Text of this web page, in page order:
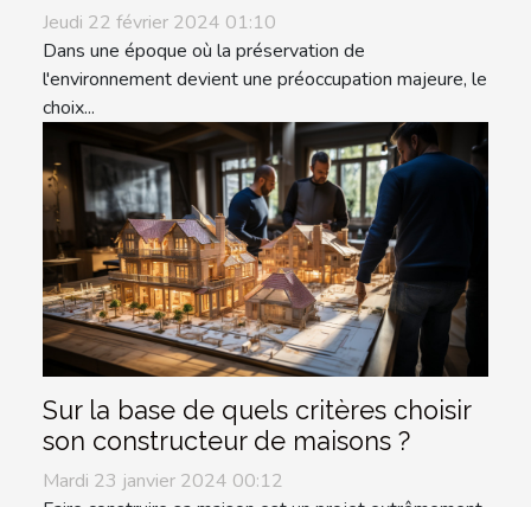
Jeudi 22 février 2024 01:10
Dans une époque où la préservation de
l'environnement devient une préoccupation majeure, le
choix...
Sur la base de quels critères choisir
son constructeur de maisons ?
Mardi 23 janvier 2024 00:12